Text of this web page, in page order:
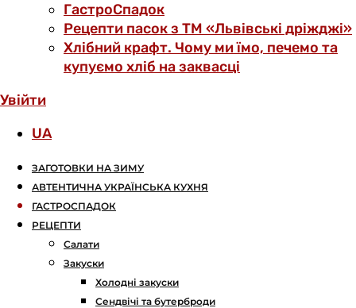
ГастроСпадок
Рецепти пасок з ТМ «Львівські дріжджі»
Хлібний крафт. Чому ми їмо, печемо та
купуємо хліб на заквасці
Увійти
UA
ЗАГОТОВКИ НА ЗИМУ
АВТЕНТИЧНА УКРАЇНСЬКА КУХНЯ
ГАСТРОСПАДОК
РЕЦЕПТИ
Салати
Закуски
Холодні закуски
Сендвічі та бутерброди